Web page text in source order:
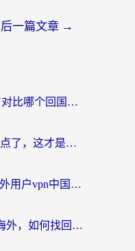
后一篇文章 →
ChickCN VPN和畅游VPN对比哪个回国效果更好？海外党必看的回国加速器选择指南
别再苦苦寻找免费VPN节点了，这才是海外访问国内资源的正确姿势
别再被地区限制卡哭！海外用户vpn中国下载全攻略，无缝刷剧办公社交
App Store VPN 推荐：在海外，如何找回那扇回家的“任意门”？